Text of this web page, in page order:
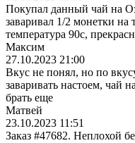
Покупал данный чай на
заваривал 1/2 монетки
температура 90с,
Максим
27.10.2023 21:00
Вкус не понял, но по
заваривать настоем, чай
брать еще
Матвей
23.10.2023 11:51
Заказ #47682. Неплохой